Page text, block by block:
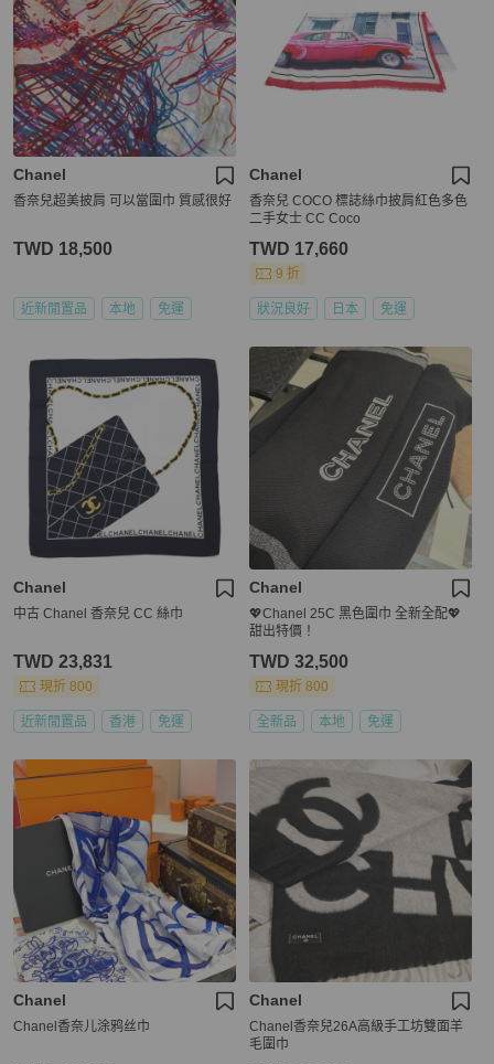
Chanel
香奈兒超美披肩 可以當圍巾 質感很好
TWD 18,500
近新閒置品 本地 免運
Chanel
香奈兒 COCO 標誌絲巾披肩紅色多色
二手女士 CC Coco
TWD 17,660
9 折
狀況良好 日本 免運
Chanel
中古 Chanel 香奈兒 CC 絲巾
TWD 23,831
現折 800
近新閒置品 香港 免運
Chanel
💖Chanel 25C 黑色圍巾 全新全配💖
甜出特價！
TWD 32,500
現折 800
全新品 本地 免運
Chanel
Chanel香奈儿涂鸦丝巾
Chanel
Chanel香奈兒26A高級手工坊雙面羊
毛圍巾